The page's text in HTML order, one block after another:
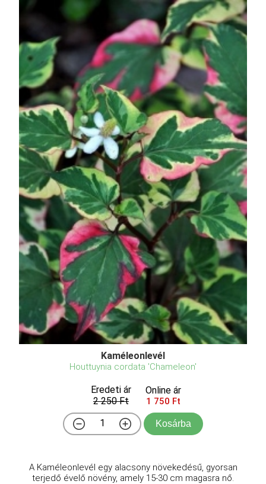
Kaméleonlevél
Houttuynia cordata 'Chameleon'
Eredeti ár
2 250 Ft
Online ár
1 750 Ft
Kosárba
A Kaméleonlevél egy alacsony növekedésű, gyorsan
terjedő évelő növény, amely 15-30 cm magasra nő.